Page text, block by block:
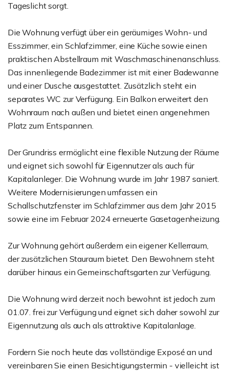
Tageslicht sorgt.
Die Wohnung verfügt über ein geräumiges Wohn- und
Esszimmer, ein Schlafzimmer, eine Küche sowie einen
praktischen Abstellraum mit Waschmaschinenanschluss.
Das innenliegende Badezimmer ist mit einer Badewanne
und einer Dusche ausgestattet. Zusätzlich steht ein
separates WC zur Verfügung. Ein Balkon erweitert den
Wohnraum nach außen und bietet einen angenehmen
Platz zum Entspannen.
Der Grundriss ermöglicht eine flexible Nutzung der Räume
und eignet sich sowohl für Eigennutzer als auch für
Kapitalanleger. Die Wohnung wurde im Jahr 1987 saniert.
Weitere Modernisierungen umfassen ein
Schallschutzfenster im Schlafzimmer aus dem Jahr 2015
sowie eine im Februar 2024 erneuerte Gasetagenheizung.
Zur Wohnung gehört außerdem ein eigener Kellerraum,
der zusätzlichen Stauraum bietet. Den Bewohnern steht
darüber hinaus ein Gemeinschaftsgarten zur Verfügung.
Die Wohnung wird derzeit noch bewohnt ist jedoch zum
01.07. frei zur Verfügung und eignet sich daher sowohl zur
Eigennutzung als auch als attraktive Kapitalanlage.
Fordern Sie noch heute das vollständige Exposé an und
vereinbaren Sie einen Besichtigungstermin - vielleicht ist